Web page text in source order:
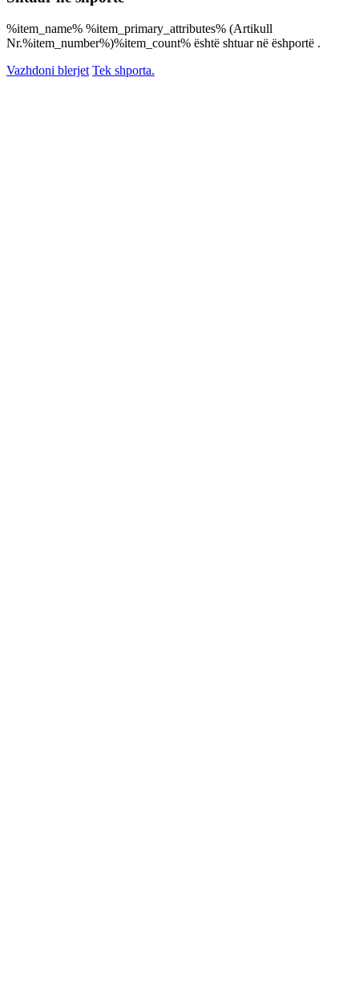
%item_name% %item_primary_attributes% (Artikull
Nr.%item_number%)%item_count% është shtuar në ëshportë .
Vazhdoni blerjet Tek shporta.